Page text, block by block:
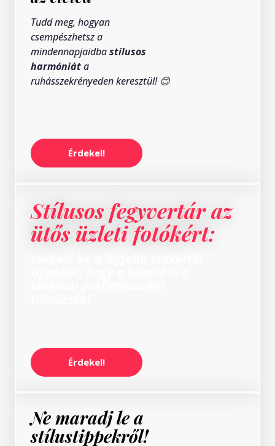
Ne maradj le a
stílustippekről!
Tudd meg, hogyan
csempészhetsz a
mindennapjaidbastílusos
harmóniáta
ruhásszekrényeden keresztül! 😊
Érdekel!
Stílusos fegyvertár az
ütős üzleti fotókért:
Érdekel!